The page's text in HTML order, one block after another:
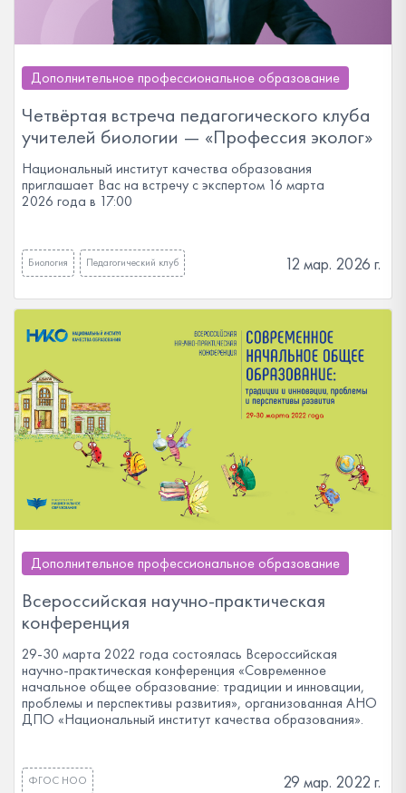
Дополнительное профессиональное образование
Четвёртая встреча педагогического клуба
учителей биологии — «Профессия эколог»
Национальный институт качества образования
приглашает Вас на встречу с экспертом 16 марта
2026 года в 17:00
Биология Педагогический клуб 12 мар. 2026 г.
Дополнительное профессиональное образование
Всероссийская научно-практическая
конференция
29-30 марта 2022 года состоялась Всероссийская
научно-практическая конференция «Современное
начальное общее образование: традиции и инновации,
проблемы и перспективы развития», организованная АНО
ДПО «Национальный институт качества образования».
ФГОС НОО 29 мар. 2022 г.